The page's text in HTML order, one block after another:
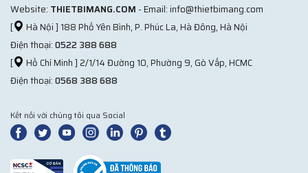
Website: THIETBIMANG.COM - Email: info@thietbimang.com
[
Hà Nội ] 188 Phố Yên Bình, P. Phúc La, Hà Đông, Hà Nội
Điện thoại:0522 388 688
[
Hồ Chí Minh ] 2/1/14 Đường 10, Phường 9, Gò Vấp, HCMC
Điện thoại:0568 388 688
Kết nối với chúng tôi qua Social